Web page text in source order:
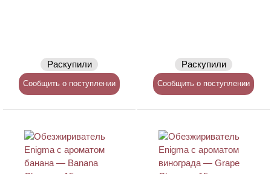
Раскупили
Сообщить о поступлении
Раскупили
Сообщить о поступлении